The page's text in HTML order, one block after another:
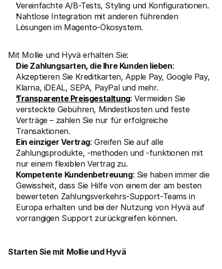
Vereinfachte A/B-Tests, Styling und Konfigurationen.
Nahtlose Integration mit anderen führenden
Lösungen im Magento-Ökosystem.
Mit Mollie und Hyvä erhalten Sie:
Die Zahlungsarten, die Ihre Kunden lieben:
Akzeptieren Sie Kreditkarten, Apple Pay, Google Pay,
Klarna, iDEAL, SEPA, PayPal und mehr.
Transparente Preisgestaltung: Vermeiden Sie
versteckte Gebühren, Mindestkosten und feste
Verträge – zahlen Sie nur für erfolgreiche
Transaktionen.
Ein einziger Vertrag: Greifen Sie auf alle
Zahlungsprodukte, -methoden und -funktionen mit
nur einem flexiblen Vertrag zu.
Kompetente Kundenbetreuung: Sie haben immer die
Gewissheit, dass Sie Hilfe von einem der am besten
bewerteten Zahlungsverkehrs-Support-Teams in
Europa erhalten und bei der Nutzung von Hyvä auf
vorrangigen Support zurückgreifen können.
Starten Sie mit Mollie und Hyvä